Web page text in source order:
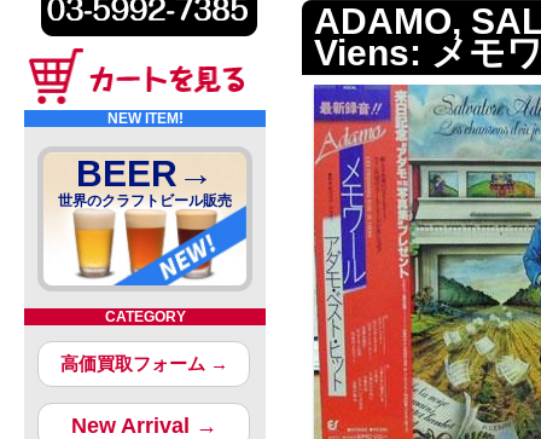
NEW ITEM!
BEER→
世界のクラフトビール販売
CATEGORY
高価買取フォーム →
New Arrival →
ADAMO,
Viens: メモ